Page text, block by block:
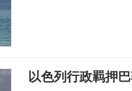
以色列行政羁押